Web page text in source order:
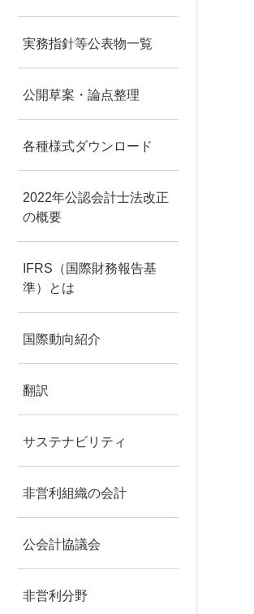
実務指針等公表物一覧
公開草案・論点整理
各種様式ダウンロード
2022年公認会計士法改正
の概要
IFRS（国際財務報告基
準）とは
国際動向紹介
翻訳
サステナビリティ
非営利組織の会計
公会計協議会
非営利分野